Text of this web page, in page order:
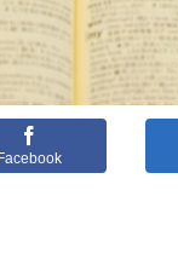
Facebook